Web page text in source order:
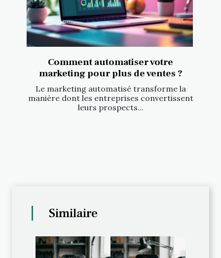
Comment automatiser votre
marketing pour plus de ventes ?
Le marketing automatisé transforme la
manière dont les entreprises convertissent
leurs prospects...
Similaire